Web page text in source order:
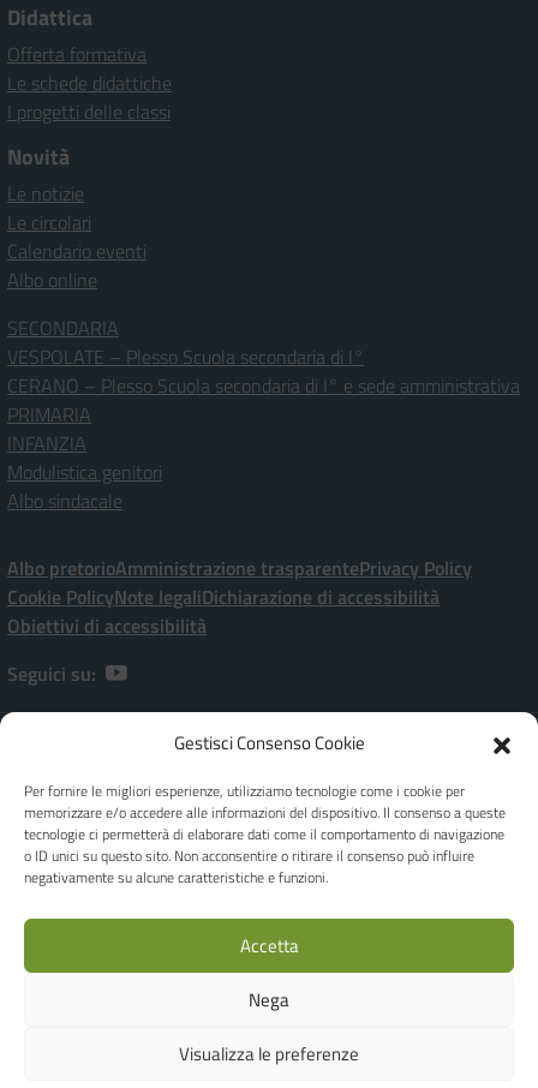
Gestisci Consenso Cookie
Per fornire le migliori esperienze, utilizziamo tecnologie come i cookie per
memorizzare e/o accedere alle informazioni del dispositivo. Il consenso a queste
tecnologie ci permetterà di elaborare dati come il comportamento di navigazione
o ID unici su questo sito. Non acconsentire o ritirare il consenso può influire
negativamente su alcune caratteristiche e funzioni.
Accetta
Nega
Visualizza le preferenze
Didattica
Offerta formativa
Le schede didattiche
I progetti delle classi
Novità
Le notizie
Le circolari
Calendario eventi
Albo online
SECONDARIA
VESPOLATE – Plesso Scuola secondaria di I°
CERANO – Plesso Scuola secondaria di I° e sede amministrativa
PRIMARIA
INFANZIA
Modulistica genitori
Albo sindacale
Albo pretorioAmministrazione trasparentePrivacy Policy
Cookie PolicyNote legaliDichiarazione di accessibilità
Obiettivi di accessibilità
Seguici su:
Istituto Comprensivo Statale “P. Ramati” | Viale Marchetti, 20 – 28065
[+39] 0321-728182 | noic80900a@istruzione.it | Codice meccanografico:
NOIC80900A - C.F. 80010970038
Dirigente Scolastica: Dott.ssa Giuseppina FEROLO
Responsabile della Protezione dei dati - DPO Privacy: Ing. Luca Corbellini -
IBAN: IT19M0306945710100000046035 | Codice Univoco Ufficio per
Realizzato byWEB'S RIVER
Concept & Design by Designers Italia